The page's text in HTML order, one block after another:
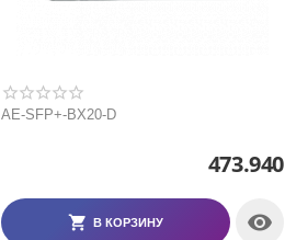
AE-SFP+-BX20-D
473.940
В КОРЗИНУ 